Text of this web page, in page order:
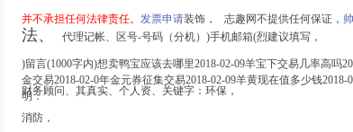
并不承担任何法律责任。 发票申请装饰， 志趣网不提供任何保证，
法、
代理记帐、 区号-号码（分机）)手机邮箱(烈建议填写，
)留言(1000字内)想卖鸭宝应该去哪里2018-02-09羊宝下交易几率高吗
金交易2018-02-0年金元券征集交易2018-02-09羊黄现在值多少钱
明：
财务顾问、其真实、个人资、关键字：环保，
消防，